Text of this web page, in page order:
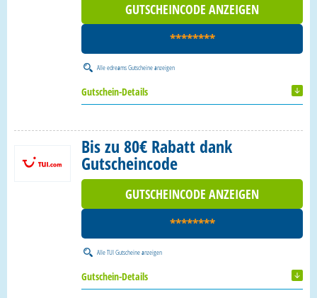
GUTSCHEINCODE ANZEIGEN
********
Alleedreams Gutscheineanzeigen
Gutschein-Details
Bis zu 80€ Rabatt dank
Gutscheincode
GUTSCHEINCODE ANZEIGEN
********
AlleTUI Gutscheineanzeigen
Gutschein-Details